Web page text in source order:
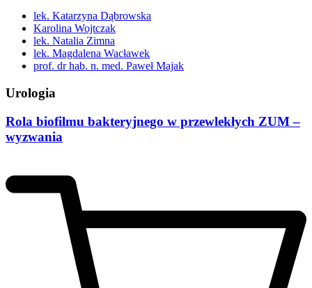
lek. Katarzyna Dąbrowska
Karolina Wojtczak
lek. Natalia Zimna
lek. Magdalena Wacławek
prof. dr hab. n. med. Paweł Majak
Urologia
Rola biofilmu bakteryjnego w przewlekłych ZUM –
wyzwania